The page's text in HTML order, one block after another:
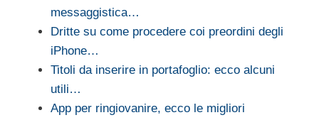
messaggistica…
Dritte su come procedere coi preordini degli
iPhone…
Titoli da inserire in portafoglio: ecco alcuni
utili…
App per ringiovanire, ecco le migliori